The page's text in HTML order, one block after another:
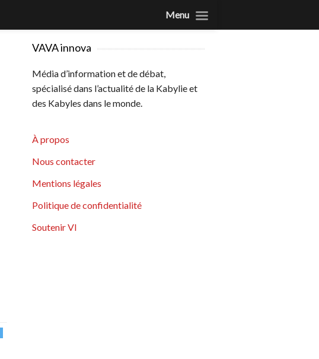
VAVA innova
Média d’information et de débat,
spécialisé dans l’actualité de la Kabylie et
des Kabyles dans le monde.
À propos
Nous contacter
Mentions légales
Politique de confidentialité
Soutenir VI
Menu